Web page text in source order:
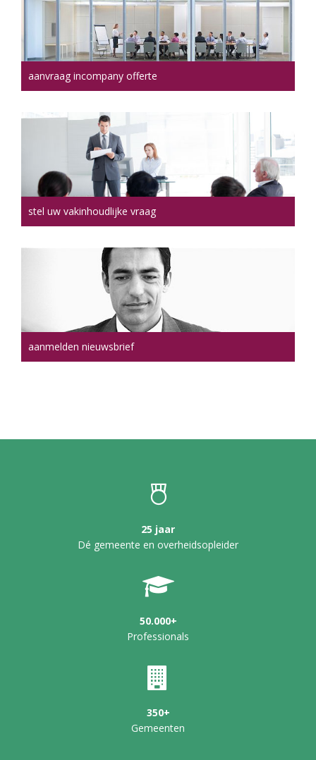
aanvraag incompany offerte
stel uw vakinhoudlijke vraag
aanmelden nieuwsbrief
25 jaar
Dé gemeente en overheidsopleider
50.000+
Professionals
350+
Gemeenten